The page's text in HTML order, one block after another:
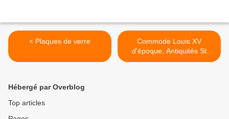
< Plaques de verre
Commode Louis XV
d'époque, Antiquités St
Vincent à Nevers (58000) >
Hébergé par Overblog
Top articles